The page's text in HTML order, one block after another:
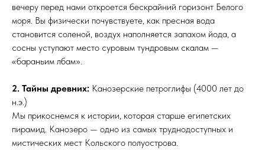
вечеру перед нами откроется бескрайний горизонт Белого
моря. Вы физически почувствуете, как пресная вода
становится соленой, воздух наполняется запахом йода, а
сосны уступают место суровым тундровым скалам —
«бараньим лбам».
2. Тайны древних: Канозерские петроглифы (4000 лет до
н.э.)
Мы прикоснемся к истории, которая старше египетских
пирамид. Канозеро — одно из самых труднодоступных и
мистических мест Кольского полуострова.